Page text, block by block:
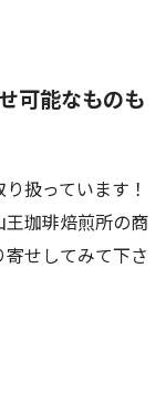
可能なものも
扱っています！
珈琲焙煎所の商
せしてみて下さ